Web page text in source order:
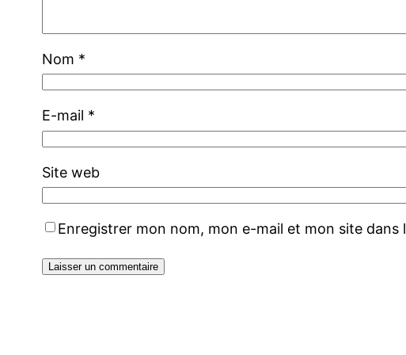
Nom *
E-mail *
Site web
Enregistrer mon nom, mon e-mail et mon site